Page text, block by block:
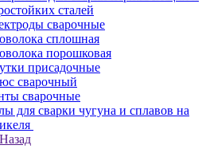
сталей
сварочные
сплошная
порошковая
присадочные
сварочный
сварочные
для сварки чугуна и сплавов на
Назад